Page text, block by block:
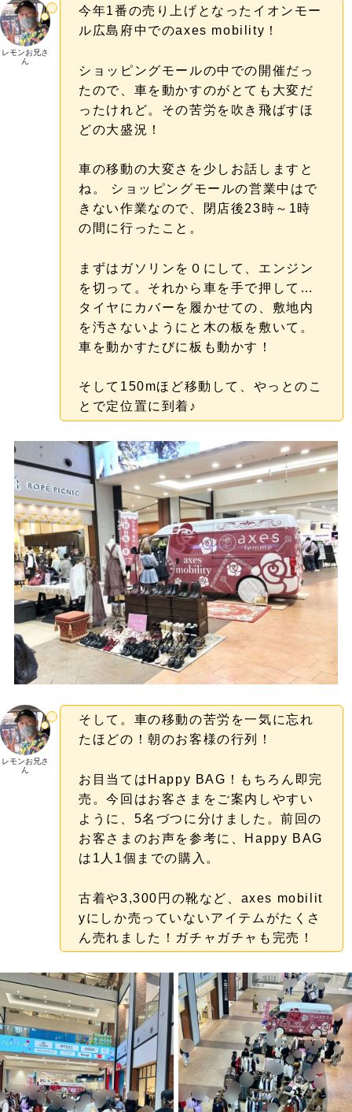
レモンお兄さ
ん
今年1番の売り上げとなったイオンモー
ル広島府中でのaxes mobility！
ショッピングモールの中での開催だっ
たので、車を動かすのがとても大変だ
ったけれど。その苦労を吹き飛ばすほ
どの大盛況！
車の移動の大変さを少しお話しますと
ね。 ショッピングモールの営業中はで
きない作業なので、閉店後23時～1時
の間に行ったこと。
まずはガソリンを０にして、エンジン
を切って。それから車を手で押して…
タイヤにカバーを履かせての、敷地内
を汚さないようにと木の板を敷いて。
車を動かすたびに板も動かす！
そして150mほど移動して、やっとのこ
とで定位置に到着♪
レモンお兄さ
ん
そして。車の移動の苦労を一気に忘れ
たほどの！朝のお客様の行列！
お目当てはHappy BAG！もちろん即完
売。今回はお客さまをご案内しやすい
ように、5名づつに分けました。前回の
お客さまのお声を参考に、Happy BAG
は1人1個までの購入。
古着や3,300円の靴など、axes mobilit
yにしか売っていないアイテムがたくさ
ん売れました！ガチャガチャも完売！